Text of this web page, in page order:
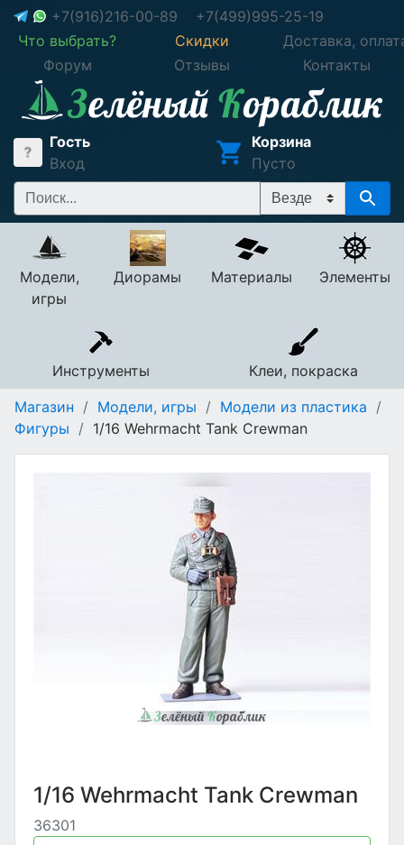
+7(916)216-00-89
+7(499)995-25-19
Что выбрать?
Скидки
Доставка,
Форум
Отзывы Контакты
Гость
Вход
Корзина
Пусто
Модели,
игры
Диорамы Материалы Элементы
Инструменты
Клеи, покраска
Магазин / Модели, игры / Модели из пластика /
Фигуры / 1/16 Wehrmacht Tank Crewman
1/16 Wehrmacht Tank Crewman
36301